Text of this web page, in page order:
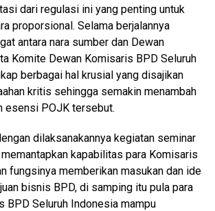
dari regulasi ini yang penting untuk
proporsional. Selama berjalannya
antara nara sumber dan Dewan
Komite Dewan Komisaris BPD Seluruh
berbagai hal krusial yang disajikan
kritis sehingga semakin menambah
esensi POJK tersebut.
dilaksanakannya kegiatan seminar
kapabilitas para Komisaris
fungsinya memberikan masukan dan ide
bisnis BPD, di samping itu pula para
BPD Seluruh Indonesia mampu